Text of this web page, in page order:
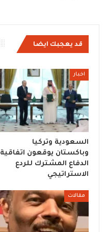
قد يعجبك ايضا
اخبار
السعودية وتركيا
وباكستان يوقعون اتفاقية
الدفاع المشترك للردع
الاستراتيجي
مقالات